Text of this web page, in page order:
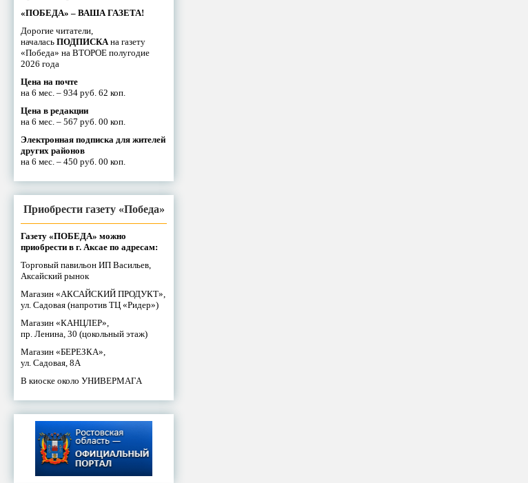
«ПОБЕДА» – ВАША ГАЗЕТА!
Дорогие читатели,
началась ПОДПИСКА на газету
«Победа» на ВТОРОЕ полугодие
2026 года
Цена на почте
на 6 мес. – 934 руб. 62 коп.
Цена в редакции
на 6 мес. – 567 руб. 00 коп.
Электронная подписка для жителей
других районов
на 6 мес. – 450 руб. 00 коп.
Приобрести газету «Победа»
Газету «ПОБЕДА» можно
приобрести в г. Аксае по адресам:
Торговый павильон ИП Васильев,
Аксайский рынок
Магазин «АКСАЙСКИЙ ПРОДУКТ»,
ул. Садовая (напротив ТЦ «Ридер»)
Магазин «КАНЦЛЕР»,
пр. Ленина, 30 (цокольный этаж)
Магазин «БЕРЕЗКА»,
ул. Садовая, 8А
В киоске около УНИВЕРМАГА